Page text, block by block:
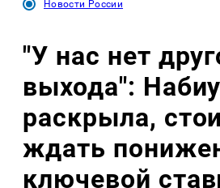
Новости России
"У нас нет
выхода":
раскрыла,
ждать
ключевой